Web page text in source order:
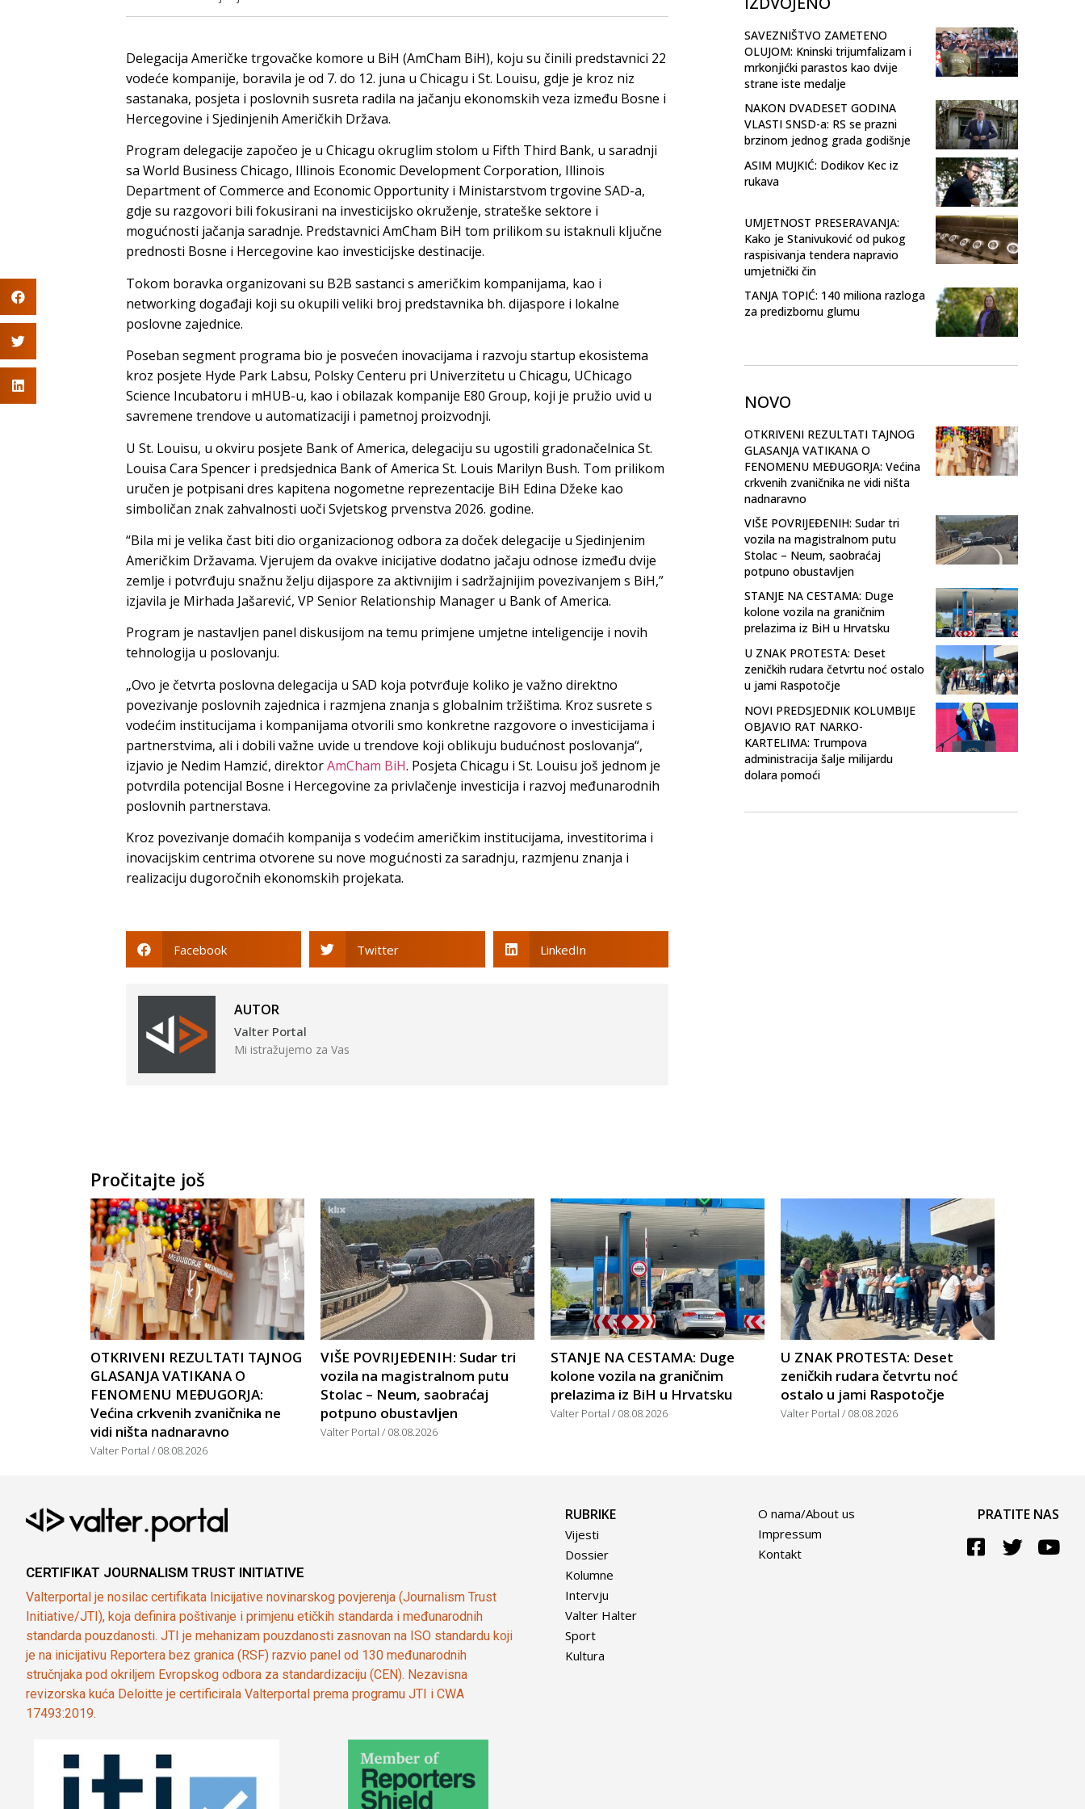
Delegacija Američke trgovačke komore u BiH (AmCham BiH), koju su činili predstavnici 22
vodeće kompanije, boravila je od 7. do 12. juna u Chicagu i St. Louisu, gdje je kroz niz
sastanaka, posjeta i poslovnih susreta radila na jačanju ekonomskih veza između Bosne i
Hercegovine i Sjedinjenih Američkih Država.
Program delegacije započeo je u Chicagu okruglim stolom u Fifth Third Bank, u saradnji
sa World Business Chicago, Illinois Economic Development Corporation, Illinois
Department of Commerce and Economic Opportunity i Ministarstvom trgovine SAD-a,
gdje su razgovori bili fokusirani na investicijsko okruženje, strateške sektore i
mogućnosti jačanja saradnje. Predstavnici AmCham BiH tom prilikom su istaknuli ključne
prednosti Bosne i Hercegovine kao investicijske destinacije.
Tokom boravka organizovani su B2B sastanci s američkim kompanijama, kao i
networking događaji koji su okupili veliki broj predstavnika bh. dijaspore i lokalne
poslovne zajednice.
Poseban segment programa bio je posvećen inovacijama i razvoju startup ekosistema
kroz posjete Hyde Park Labsu, Polsky Centeru pri Univerzitetu u Chicagu, UChicago
Science Incubatoru i mHUB-u, kao i obilazak kompanije E80 Group, koji je pružio uvid u
savremene trendove u automatizaciji i pametnoj proizvodnji.
U St. Louisu, u okviru posjete Bank of America, delegaciju su ugostili gradonačelnica St.
Louisa Cara Spencer i predsjednica Bank of America St. Louis Marilyn Bush. Tom prilikom
uručen je potpisani dres kapitena nogometne reprezentacije BiH Edina Džeke kao
simboličan znak zahvalnosti uoči Svjetskog prvenstva 2026. godine.
“Bila mi je velika čast biti dio organizacionog odbora za doček delegacije u Sjedinjenim
Američkim Državama. Vjerujem da ovakve inicijative dodatno jačaju odnose između dvije
zemlje i potvrđuju snažnu želju dijaspore za aktivnijim i sadržajnijim povezivanjem s BiH,”
izjavila je Mirhada Jašarević, VP Senior Relationship Manager u Bank of America.
Program je nastavljen panel diskusijom na temu primjene umjetne inteligencije i novih
tehnologija u poslovanju.
„Ovo je četvrta poslovna delegacija u SAD koja potvrđuje koliko je važno direktno
povezivanje poslovnih zajednica i razmjena znanja s globalnim tržištima. Kroz susrete s
vodećim institucijama i kompanijama otvorili smo konkretne razgovore o investicijama i
partnerstvima, ali i dobili važne uvide u trendove koji oblikuju budućnost poslovanja“,
izjavio je Nedim Hamzić, direktorAmCham BiH. Posjeta Chicagu i St. Louisu još jednom je
potvrdila potencijal Bosne i Hercegovine za privlačenje investicija i razvoj međunarodnih
poslovnih partnerstava.
Kroz povezivanje domaćih kompanija s vodećim američkim institucijama, investitorima i
inovacijskim centrima otvorene su nove mogućnosti za saradnju, razmjenu znanja i
realizaciju dugoročnih ekonomskih projekata.
Facebook Twitter LinkedIn
AUTOR
Valter Portal
Mi istražujemo za Vas
SAVEZNIŠTVO ZAMETENO
OLUJOM: Kninski trijumfalizam i
mrkonjićki parastos kao dvije
strane iste medalje
NAKON DVADESET GODINA
VLASTI SNSD-a: RS se prazni
brzinom jednog grada godišnje
ASIM MUJKIĆ: Dodikov Kec iz
rukava
UMJETNOST PRESERAVANJA:
Kako je Stanivuković od pukog
raspisivanja tendera napravio
umjetnički čin
TANJA TOPIĆ: 140 miliona razloga
za predizbornu glumu
NOVO
OTKRIVENI REZULTATI TAJNOG
GLASANJA VATIKANA O
FENOMENU MEĐUGORJA: Većina
crkvenih zvaničnika ne vidi ništa
nadnaravno
VIŠE POVRIJEĐENIH: Sudar tri
vozila na magistralnom putu
Stolac – Neum, saobraćaj
potpuno obustavljen
STANJE NA CESTAMA: Duge
kolone vozila na graničnim
prelazima iz BiH u Hrvatsku
U ZNAK PROTESTA: Deset
zeničkih rudara četvrtu noć ostalo
u jami Raspotočje
NOVI PREDSJEDNIK KOLUMBIJE
OBJAVIO RAT NARKO-
KARTELIMA: Trumpova
administracija šalje milijardu
dolara pomoći
Pročitajte još
OTKRIVENI REZULTATI TAJNOG
GLASANJA VATIKANA O
FENOMENU MEĐUGORJA:
Većina crkvenih zvaničnika ne
vidi ništa nadnaravno
Valter Portal 08.08.2026
VIŠE POVRIJEĐENIH: Sudar tri
vozila na magistralnom putu
Stolac – Neum, saobraćaj
potpuno obustavljen
Valter Portal 08.08.2026
STANJE NA CESTAMA: Duge
kolone vozila na graničnim
prelazima iz BiH u Hrvatsku
Valter Portal 08.08.2026
U ZNAK PROTESTA: Deset
zeničkih rudara četvrtu noć
ostalo u jami Raspotočje
Valter Portal 08.08.2026
CERTIFIKAT JOURNALISM TRUST INITIATIVE
Valterportal je nosilac certifikata Inicijative novinarskog povjerenja (Journalism Trust
Initiative/JTI), koja definira poštivanje i primjenu etičkih standarda i međunarodnih
standarda pouzdanosti. JTI je mehanizam pouzdanosti zasnovan na ISO standardu koji
je na inicijativu Reportera bez granica (RSF) razvio panel od 130 međunarodnih
stručnjaka pod okriljem Evropskog odbora za standardizaciju (CEN). Nezavisna
revizorska kuća Deloitte je certificirala Valterportal prema programu JTI i CWA
17493:2019.
RUBRIKE
Vijesti
Dossier
Kolumne
Intervju
Valter Halter
Sport
Kultura
O nama/About us
Impressum
Kontakt
PRATITE NAS